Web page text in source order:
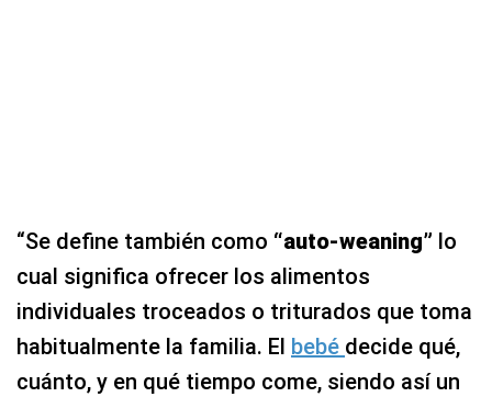
“Se define también como “auto-weaning” lo
cual significa ofrecer los alimentos
individuales troceados o triturados que toma
habitualmente la familia. El bebé decide qué,
cuánto, y en qué tiempo come, siendo así un